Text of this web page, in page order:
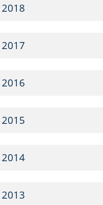
2018
2017
2016
2015
2014
2013